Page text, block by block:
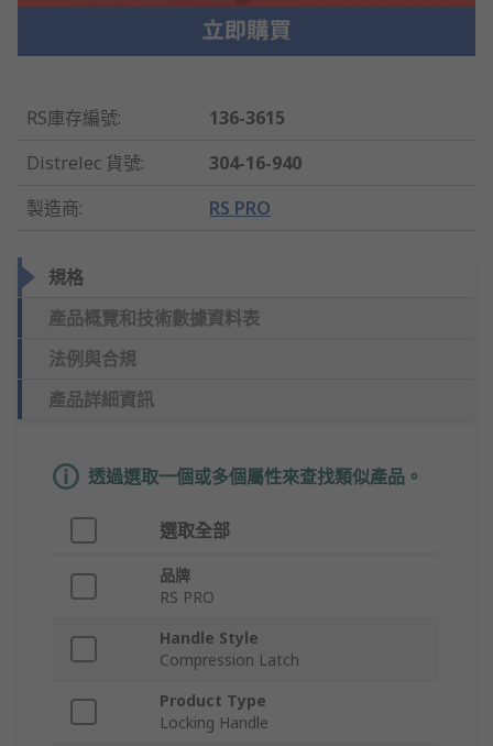
RS庫存編號:
136-3615
Distrelec 貨號:
304-16-940
製造商: RS PRO
規格
產品概覽和技術數據資料表
法例與合規
產品詳細資訊
透過選取一個或多個屬性來查找類似產品。
選取全部
品牌
RS PRO
Handle Style
Compression Latch
Product Type
Locking Handle